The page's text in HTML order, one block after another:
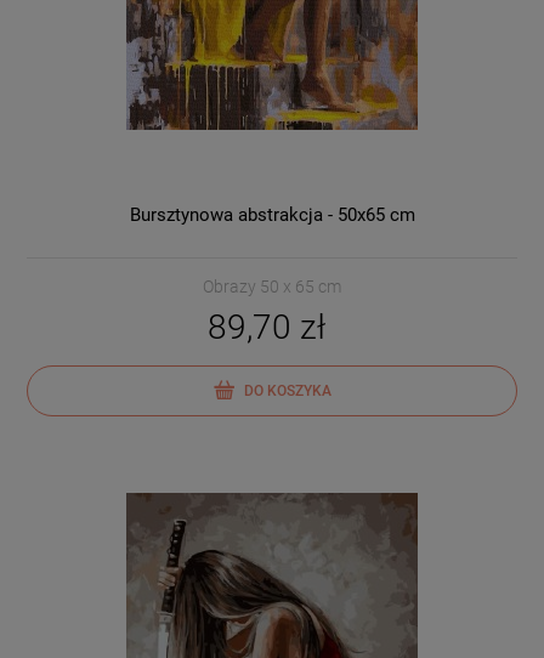
Bursztynowa abstrakcja - 50x65 cm
Obrazy 50 x 65 cm
89,70 zł
DO KOSZYKA